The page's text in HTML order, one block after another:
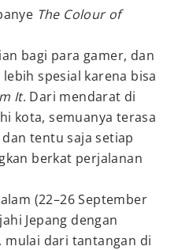
The Colour of
bagi para gamer, dan
spesial karena bisa
It. Dari mendarat di
kota, semuanya terasa
tentu saja setiap
berkat perjalanan
(22–26 September
Jepang dengan
mulai dari tantangan di